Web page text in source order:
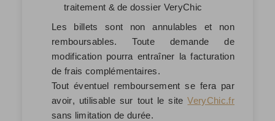
traitement & de dossier VeryChic
Les billets sont non annulables et non
remboursables. Toute demande de
modification pourra entraîner la facturation
de frais complémentaires.
Tout éventuel remboursement se fera par
avoir, utilisable sur tout le siteVeryChic.fr
sans limitation de durée.